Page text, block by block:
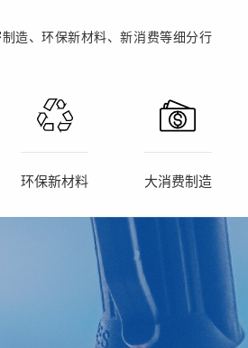
造、环保新材料、新消费等细分行
环保新材料 大消费制造